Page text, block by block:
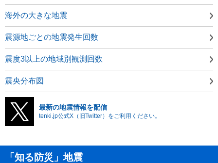
海外の大きな地震
震源地ごとの地震発生回数
震度3以上の地域別観測回数
震央分布図
最新の地震情報を配信
tenki.jp公式X（旧Twitter）をご利用ください。
「知る防災」地震